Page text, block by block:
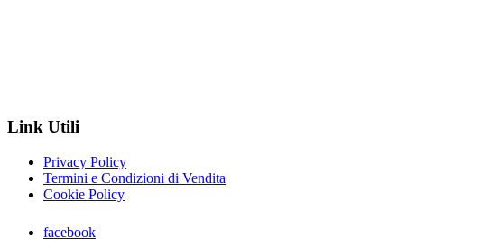
Link Utili
Privacy Policy
Termini e Condizioni di Vendita
Cookie Policy
facebook